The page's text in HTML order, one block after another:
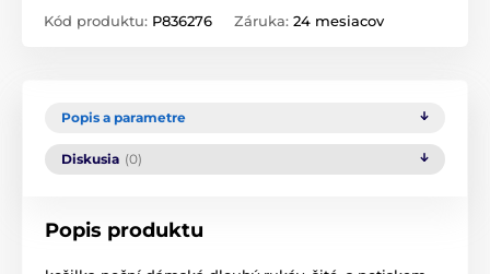
Kód produktu: P836276 Záruka: 24 mesiacov
Popis a parametre
Diskusia (0)
Popis produktu